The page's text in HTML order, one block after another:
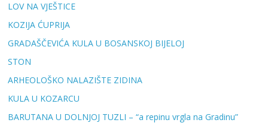
LOV NA VJEŠTICE
KOZIJA ĆUPRIJA
GRADAŠČEVIĆA KULA U BOSANSKOJ BIJELOJ
STON
ARHEOLOŠKO NALAZIŠTE ZIDINA
KULA U KOZARCU
BARUTANA U DOLNJOJ TUZLI – “a repinu vrgla na Gradinu”